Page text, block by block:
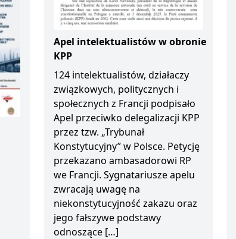
Apel intelektualistów w obronie
KPP
124 intelektualistów, działaczy
związkowych, politycznych i
społecznych z Francji podpisało
Apel przeciwko delegalizacji KPP
przez tzw. „Trybunał
Konstytucyjny” w Polsce. Petycję
przekazano ambasadorowi RP
we Francji. Sygnatariusze apelu
zwracają uwagę na
niekonstytucyjność zakazu oraz
jego fałszywe podstawy
odnoszące […]